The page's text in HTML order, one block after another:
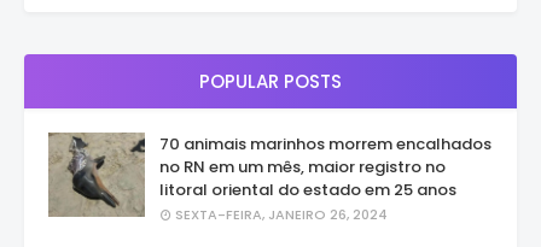
POPULAR POSTS
70 animais marinhos morrem encalhados
no RN em um mês, maior registro no
litoral oriental do estado em 25 anos
SEXTA-FEIRA, JANEIRO 26, 2024